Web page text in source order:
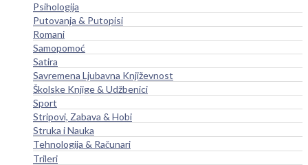
Psihologija
Putovanja & Putopisi
Romani
Samopomoć
Satira
Savremena Ljubavna Književnost
Školske Knjige & Udžbenici
Sport
Stripovi, Zabava & Hobi
Struka i Nauka
Tehnologija & Računari
Trileri